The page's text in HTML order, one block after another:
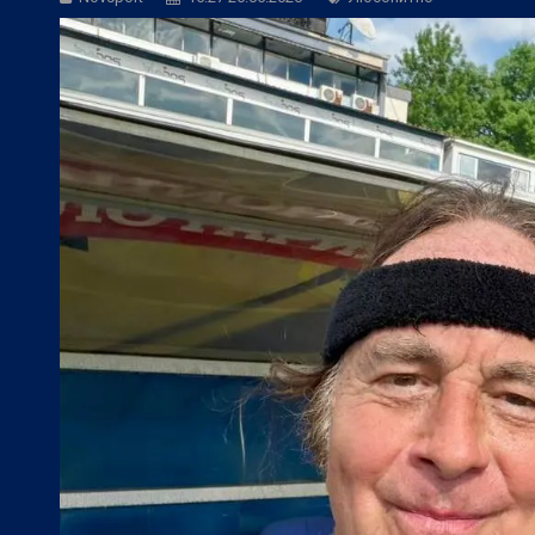
Фен Зона:Спортът по телевизията